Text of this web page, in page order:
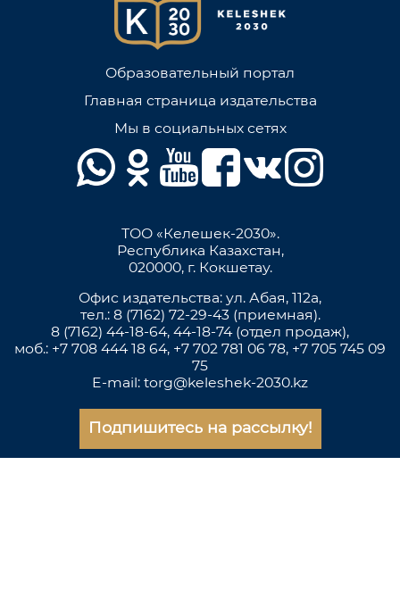
Образовательный портал
Главная страница издательства
Мы в социальных сетях
ТОО «Келешек-2030».
Республика Казахстан,
020000, г. Кокшетау.
Офис издательства: ул. Абая, 112а,
тел.: 8 (7162) 72-29-43 (приемная).
8 (7162) 44-18-64, 44-18-74 (отдел продаж),
моб.: +7 708 444 18 64, +7 702 781 06 78, +7 705 745 09
75
E-mail: torg@keleshek-2030.kz
Подпишитесь на рассылку!